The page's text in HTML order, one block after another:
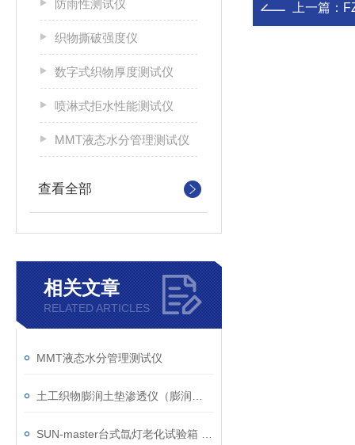
防雨性测试仪
织物撕破强度仪
数字式织物厚度测试仪
喷淋式拒水性能测试仪
MMT液态水分管理测试仪
查看全部
相关文章
RELATED ARTICLES
MMT液态水分管理测试仪
上一篇：